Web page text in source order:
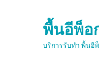
พื้นอีพ็อ
บริการรับทำ พื้นอี